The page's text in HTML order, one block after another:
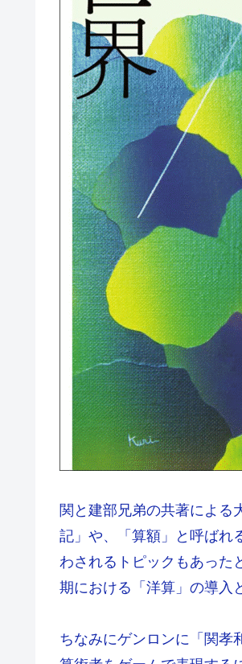
関と建部兄弟の共著による
記」や、「算額」と呼ばれ
わされるトピックもあった
期における「洋算」の導入
ちなみにゲンロンに「関孝